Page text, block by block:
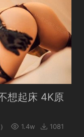
想起床 4K原
1.4w 1081